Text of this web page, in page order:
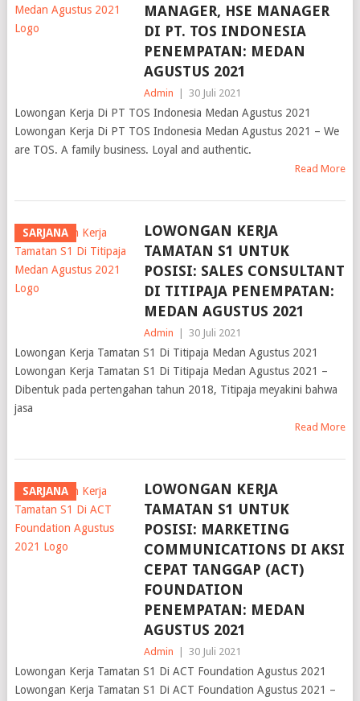
MANAGER, HSE MANAGER
DI PT. TOS INDONESIA
PENEMPATAN: MEDAN
AGUSTUS 2021
Admin 30 Juli 2021
Lowongan Kerja Di PT TOS Indonesia Medan Agustus 2021
Lowongan Kerja Di PT TOS Indonesia Medan Agustus 2021 – We
are TOS. A family business. Loyal and authentic.
Read More
SARJANA
LOWONGAN KERJA
TAMATAN S1 UNTUK
POSISI: SALES CONSULTANT
DI TITIPAJA PENEMPATAN:
MEDAN AGUSTUS 2021
Admin 30 Juli 2021
Lowongan Kerja Tamatan S1 Di Titipaja Medan Agustus 2021
Lowongan Kerja Tamatan S1 Di Titipaja Medan Agustus 2021 –
Dibentuk pada pertengahan tahun 2018, Titipaja meyakini bahwa
jasa
Read More
SARJANA
LOWONGAN KERJA
TAMATAN S1 UNTUK
POSISI: MARKETING
COMMUNICATIONS DI AKSI
CEPAT TANGGAP (ACT)
FOUNDATION
PENEMPATAN: MEDAN
AGUSTUS 2021
Admin 30 Juli 2021
Lowongan Kerja Tamatan S1 Di ACT Foundation Agustus 2021
Lowongan Kerja Tamatan S1 Di ACT Foundation Agustus 2021 –